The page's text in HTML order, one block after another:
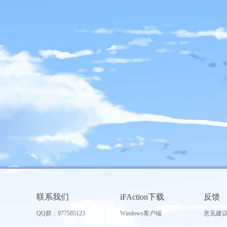
联系我们
QQ群：977585123
iFAction下载
Windows客户端
反馈
意见建